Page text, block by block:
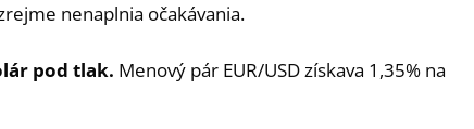
nenaplnia očakávania.
pod tlak. Menový pár EUR/USD získava 1,35% na